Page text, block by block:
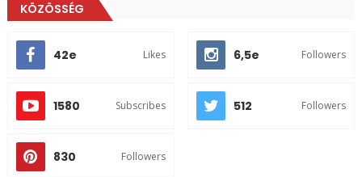
KÖZÖSSÉG
42e Likes 6,5e Followers
1580 Subscribes 512 Followers
830 Followers